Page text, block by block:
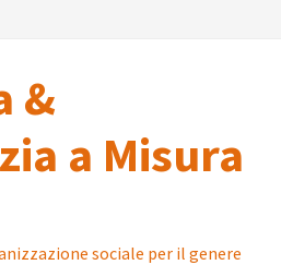
&
a Misura
sociale per il genere